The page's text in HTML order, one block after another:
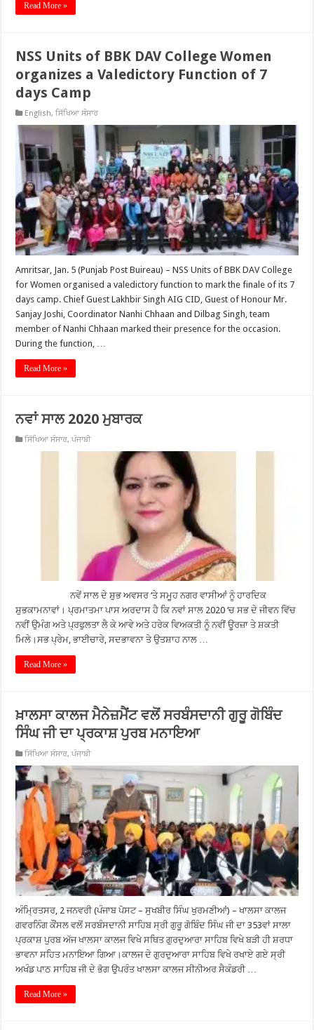
Read More »
NSS Units of BBK DAV College Women
organizes a Valedictory Function of 7
days Camp
English,ਸਿੱਖਿਆ ਸੰਸਾਰ
Amritsar, Jan. 5 (Punjab Post Buireau) – NSS Units of BBK DAV College
for Women organised a valedictory function to mark the finale of its 7
days camp. Chief Guest Lakhbir Singh AIG CID, Guest of Honour Mr.
Sanjay Joshi, Coordinator Nanhi Chhaan and Dilbag Singh, team
member of Nanhi Chhaan marked their presence for the occasion.
During the function, …
Read More »
ਨਵਾਂ ਸਾਲ 2020 ਮੁਬਾਰਕ
ਸਿੱਖਿਆ ਸੰਸਾਰ,ਪੰਜਾਬੀ
ਨਵੇਂ ਸਾਲ ਦੇ ਸ਼ੁਭ ਅਵਸਰ ‘ਤੇ ਸਮੂਹ ਨਗਰ ਵਾਸੀਆਂ ਨੂੰ ਹਾਰਦਿਕ
ਸ਼ੁਭਕਾਮਨਾਵਾਂ। ਪ੍ਰਮਾਤਮਾ ਪਾਸ ਅਰਦਾਸ ਹੈ ਕਿ ਨਵਾਂ ਸਾਲ 2020 ‘ਚ ਸਭ ਦੇ ਜੀਵਨ ਵਿੱਚ
ਨਵੀਂ ਉਮੰਗ ਅਤੇ ਪ੍ਰਫੁਲਤਾ ਲੈ ਕੇ ਆਵੇ ਅਤੇ ਹਰੇਕ ਵਿਅਕਤੀ ਨੂੰ ਨਵੀਂ ਊਰਜ਼ਾ ਤੇ ਸ਼ਕਤੀ
ਮਿਲੇ।ਸਭ ਪ੍ਰੇਮ, ਭਾਈਚਾਰੇ, ਸਦਭਾਵਨਾ ਤੇ ਉਤਸ਼ਾਹ ਨਾਲ …
Read More »
ਖ਼ਾਲਸਾ ਕਾਲਜ ਮੈਨੇਜ਼ਮੈਂਟ ਵਲੋਂ ਸਰਬੰਸਦਾਨੀ ਗੁਰੂ ਗੋਬਿੰਦ
ਸਿੰਘ ਜੀ ਦਾ ਪ੍ਰਕਾਸ਼ ਪੁਰਬ ਮਨਾਇਆ
ਸਿੱਖਿਆ ਸੰਸਾਰ,ਪੰਜਾਬੀ
ਅੰਮ੍ਰਿਤਸਰ, 2 ਜਨਵਰੀ (ਪੰਜਾਬ ਪੋਸਟ – ਸੁਖਬੀਰ ਸਿੰਘ ਖੁਰਮਣੀਆਂ) – ਖਾਲਸਾ ਕਾਲਜ
ਗਵਰਨਿੰਗ ਕੌਂਸਲ ਵਲੋਂ ਸਰਬੰਸਦਾਨੀ ਸਾਹਿਬ ਸ੍ਰੀ ਗੁਰੂ ਗੋਬਿੰਦ ਸਿੰਘ ਜੀ ਦਾ 353ਵਾਂ ਸਾਲਾ
ਪ੍ਰਕਾਸ਼ ਪੁਰਬ ਅੱਜ ਖਾਲਸਾ ਕਾਲਜ ਵਿਖੇ ਸਥਿਤ ਗੁਰਦੁਆਰਾ ਸਾਹਿਬ ਵਿਖੇ ਬੜੀ ਹੀ ਸ਼ਰਧਾ
ਭਾਵਨਾ ਸਹਿਤ ਮਨਾਇਆ ਗਿਆ।ਕਾਲਜ ਦੇ ਗੁਰਦੁਆਰਾ ਸਾਹਿਬ ਵਿਖੇ ਰਖਾਏ ਗਏ ਸ੍ਰੀ
ਅਖੰਡ ਪਾਠ ਸਾਹਿਬ ਜੀ ਦੇ ਭੋਗ ਉਪਰੰਤ ਖਾਲਸਾ ਕਾਲਜ ਸੀਨੀਅਰ ਸੈਕੰਡਰੀ …
Read More »